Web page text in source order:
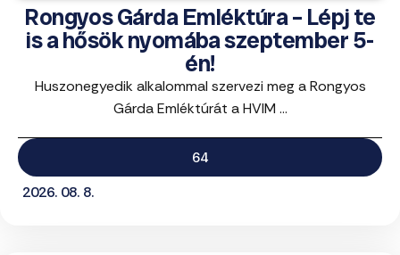
Rongyos Gárda Emléktúra – Lépj te
is a hősök nyomába szeptember 5-
én!
Huszonegyedik alkalommal szervezi meg a Rongyos
Gárda Emléktúrát a HVIM ...
64
2026. 08. 8.